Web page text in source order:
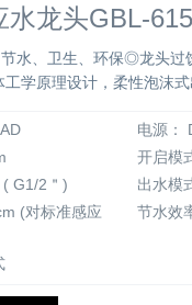
水龙头GBL-
水、卫生、环保◎龙头过
学原理设计，柔性泡沫
电源：
开启模
G1/2＂)
出水模
(对标准感应
节水效